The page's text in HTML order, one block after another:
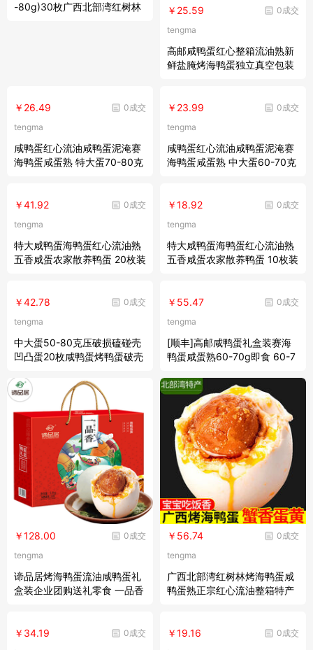
-80g)30枚广西北部湾红树林
0成交
￥25.59
tengma
高邮咸鸭蛋红心整箱流油熟新
鲜盐腌烤海鸭蛋独立真空包装
0成交
￥26.49
tengma
咸鸭蛋红心流油咸鸭蛋泥淹赛
海鸭蛋咸蛋熟 特大蛋70-80克
0成交
￥23.99
tengma
咸鸭蛋红心流油咸鸭蛋泥淹赛
海鸭蛋咸蛋熟 中大蛋60-70克
0成交
￥41.92
tengma
特大咸鸭蛋海鸭蛋红心流油熟
五香咸蛋农家散养鸭蛋 20枚装
0成交
￥18.92
tengma
特大咸鸭蛋海鸭蛋红心流油熟
五香咸蛋农家散养鸭蛋 10枚装
0成交
￥42.78
tengma
中大蛋50-80克压破损磕碰壳
凹凸蛋20枚咸鸭蛋烤鸭蛋破壳
0成交
￥55.47
tengma
[顺丰]高邮咸鸭蛋礼盒装赛海
鸭蛋咸蛋熟60-70g即食 60-7
0成交
￥128.00
tengma
谛品居烤海鸭蛋流油咸鸭蛋礼
盒装企业团购送礼零食 一品香
0成交
￥56.74
tengma
广西北部湾红树林烤海鸭蛋咸
鸭蛋熟正宗红心流油整箱特产
0成交
￥34.19 0成交
￥19.16